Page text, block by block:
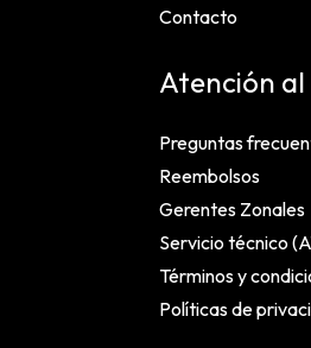
Contacto
Atención
Preguntas
Reembolsos
Gerentes Zonales
Servicio técnico
Términos y
Políticas de